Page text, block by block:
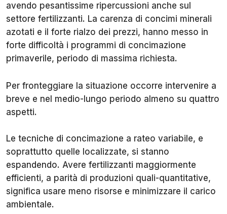
avendo pesantissime ripercussioni anche sul
settore fertilizzanti. La carenza di concimi minerali
azotati e il forte rialzo dei prezzi, hanno messo in
forte difficoltà i programmi di concimazione
primaverile, periodo di massima richiesta.
Per fronteggiare la situazione occorre intervenire a
breve e nel medio-lungo periodo almeno su quattro
aspetti.
Le tecniche di concimazione a rateo variabile, e
soprattutto quelle localizzate, si stanno
espandendo. Avere fertilizzanti maggiormente
efficienti, a parità di produzioni quali-quantitative,
significa usare meno risorse e minimizzare il carico
ambientale.